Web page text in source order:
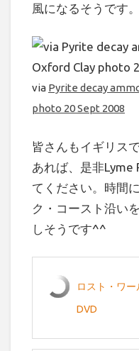
風になるそうです
via Pyrite decay
photo 20 Sept 2008
皆さんもイギリス
あれば、是非Lyme
てください。時間
ク・コースト沿い
しそうです^^
ロスト・ワ
DVD